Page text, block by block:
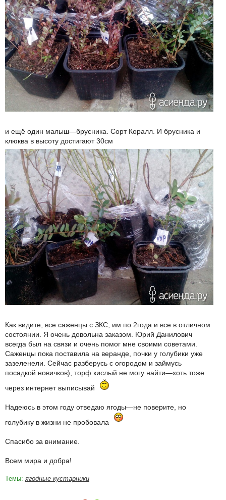
и ещё один малыш—брусника. Сорт Коралл. И брусника и
клюква в высоту достигают 30см
Как видите, все саженцы с ЗКС, им по 2года и все в отличном
состоянии. Я очень довольна заказом. Юрий Данилович
всегда был на связи и очень помог мне своими советами.
Саженцы пока поставила на веранде, почки у голубики уже
зазеленели. Сейчас разберусь с огородом и займусь
посадкой новичков), торф кислый не могу найти—хоть тоже
через интернет выписывай
Надеюсь в этом году отведаю ягоды—не поверите, но
голубику в жизни не пробовала
Спасибо за внимание.
Всем мира и добра!
Темы: ягодные кустарники